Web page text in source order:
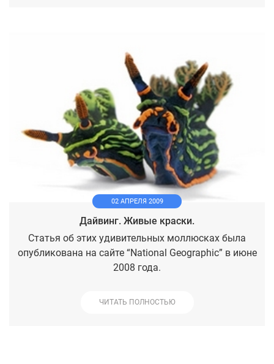
02 АПРЕЛЯ 2009
Дайвинг. Живые краски.
Статья об этих удивительных моллюсках была
опубликована на сайте “National Geographic” в июне
2008 года.
ЧИТАТЬ ПОЛНОСТЬЮ